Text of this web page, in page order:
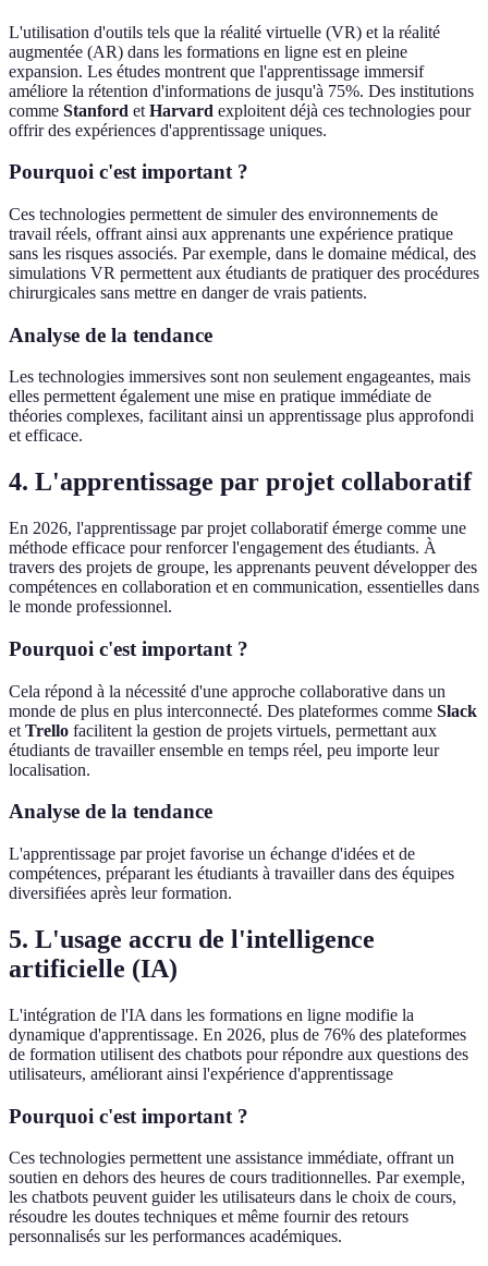
L'utilisation d'outils tels que la réalité virtuelle (VR) et la réalité
augmentée (AR) dans les formations en ligne est en pleine
expansion. Les études montrent que l'apprentissage immersif
améliore la rétention d'informations de jusqu'à 75%. Des institutions
comme Stanford et Harvard exploitent déjà ces technologies pour
offrir des expériences d'apprentissage uniques.
Pourquoi c'est important ?
Ces technologies permettent de simuler des environnements de
travail réels, offrant ainsi aux apprenants une expérience pratique
sans les risques associés. Par exemple, dans le domaine médical, des
simulations VR permettent aux étudiants de pratiquer des procédures
chirurgicales sans mettre en danger de vrais patients.
Analyse de la tendance
Les technologies immersives sont non seulement engageantes, mais
elles permettent également une mise en pratique immédiate de
théories complexes, facilitant ainsi un apprentissage plus approfondi
et efficace.
4. L'apprentissage par projet collaboratif
En 2026, l'apprentissage par projet collaboratif émerge comme une
méthode efficace pour renforcer l'engagement des étudiants. À
travers des projets de groupe, les apprenants peuvent développer des
compétences en collaboration et en communication, essentielles dans
le monde professionnel.
Pourquoi c'est important ?
Cela répond à la nécessité d'une approche collaborative dans un
monde de plus en plus interconnecté. Des plateformes comme Slack
et Trello facilitent la gestion de projets virtuels, permettant aux
étudiants de travailler ensemble en temps réel, peu importe leur
localisation.
Analyse de la tendance
L'apprentissage par projet favorise un échange d'idées et de
compétences, préparant les étudiants à travailler dans des équipes
diversifiées après leur formation.
5. L'usage accru de l'intelligence
artificielle (IA)
L'intégration de l'IA dans les formations en ligne modifie la
dynamique d'apprentissage. En 2026, plus de 76% des plateformes
de formation utilisent des chatbots pour répondre aux questions des
utilisateurs, améliorant ainsi l'expérience d'apprentissage
Pourquoi c'est important ?
Ces technologies permettent une assistance immédiate, offrant un
soutien en dehors des heures de cours traditionnelles. Par exemple,
les chatbots peuvent guider les utilisateurs dans le choix de cours,
résoudre les doutes techniques et même fournir des retours
personnalisés sur les performances académiques.